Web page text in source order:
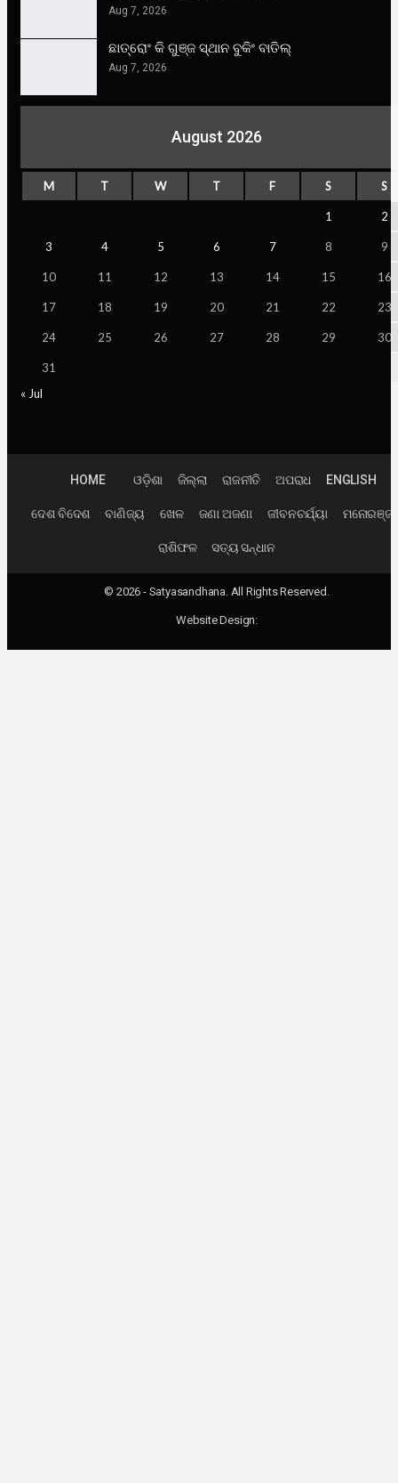
Aug 7, 2026
ଛାତ୍ରୋଂ କି ଗୁଞ୍ଜ ସ୍ଥାନ ବୁକିଂ ବାତିଲ୍
Aug 7, 2026
August 2026
M T W T F S S
1 2
3 4 5 6 7 8 9
10 11 12 13 14 15 16
17 18 19 20 21 22 23
24 25 26 27 28 29 30
31
« Jul
HOME ଓଡ଼ିଶା ଜିଲ୍ଲା ରାଜନୀତି ଅପରାଧ ENGLISH
ଦେଶ ବିଦେଶ ବାଣିଜ୍ୟ ଖେଳ ଜଣା ଅଜଣା ଜୀବନଚର୍ଯ୍ୟା
ରାଶିଫଳ ସତ୍ୟ ସନ୍ଧାନ
© 2026 - Satyasandhana. All Rights Reserved.
Website Design: